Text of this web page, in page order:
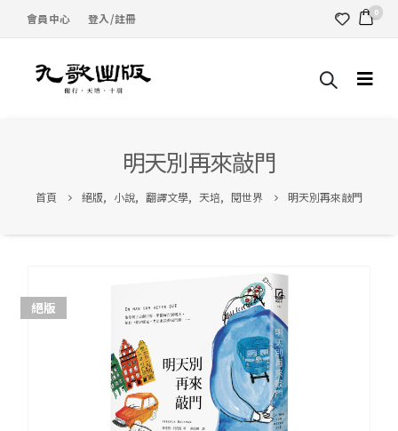
會員中心 登入/註冊 0
明天別再來敲門
首頁 絕版, 小說, 翻譯文學, 天培, 閱世界 明天別再來敲門
絕版